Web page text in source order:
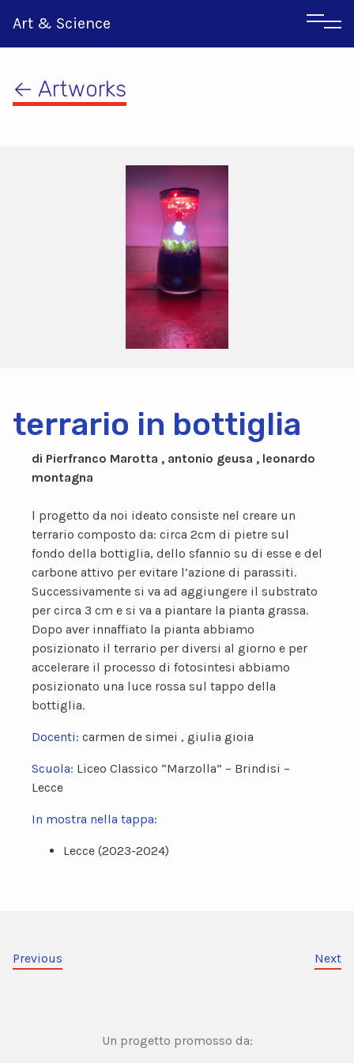
Art & Science
← Artworks
terrario in bottiglia
di Pierfranco Marotta , antonio geusa , leonardo
montagna
l progetto da noi ideato consiste nel creare un
terrario composto da: circa 2cm di pietre sul
fondo della bottiglia, dello sfannio su di esse e del
carbone attivo per evitare l’azione di parassiti.
Successivamente si va ad aggiungere il substrato
per circa 3 cm e si va a piantare la pianta grassa.
Dopo aver innaffiato la pianta abbiamo
posizionato il terrario per diversi al giorno e per
accelerare il processo di fotosintesi abbiamo
posizionato una luce rossa sul tappo della
bottiglia.
Docenti: carmen de simei , giulia gioia
Scuola: Liceo Classico “Marzolla” – Brindisi –
Lecce
In mostra nella tappa:
Lecce (2023-2024)
Previous Next
Un progetto promosso da: